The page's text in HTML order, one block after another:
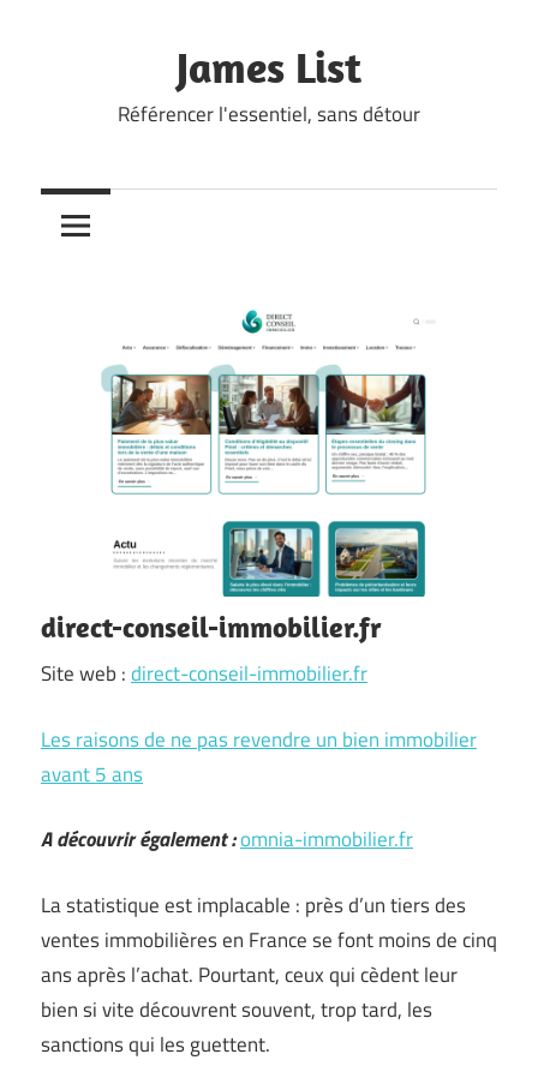
James List
Référencer l'essentiel, sans détour
direct-conseil-immobilier.fr
Site web :direct-conseil-immobilier.fr
Les raisons de ne pas revendre un bien immobilier
avant 5 ans
A découvrir également :omnia-immobilier.fr
La statistique est implacable : près d’un tiers des
ventes immobilières en France se font moins de cinq
ans après l’achat. Pourtant, ceux qui cèdent leur
bien si vite découvrent souvent, trop tard, les
sanctions qui les guettent.